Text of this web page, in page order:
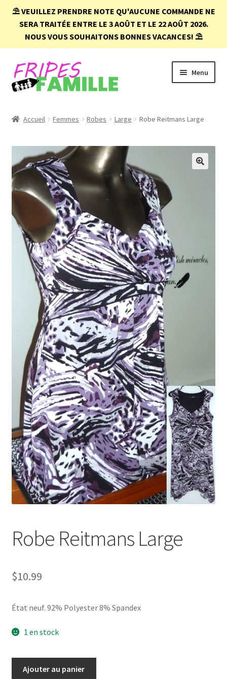
⛱️VEUILLEZ PRENDRE NOTE QU'AUCUNE COMMANDE NE
SERA TRAITÉE ENTRE LE 3 AOÛT ET LE 22 AOÛT 2026.
NOUS VOUS SOUHAITONS BONNES VACANCES! ⛱️
Aller
à
la
Aller
au
contenu
Menu
Conditions d’achat
FAQ
Mon compte
Liste de souhait
Nous contacter
Commande
Accueil Femmes Robes Large Robe Reitmans Large
Robe Reitmans Large
$10.99
État neuf. 92% Polyester 8% Spandex
1 en stock
Ajouter au panier